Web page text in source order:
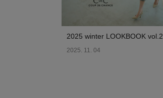
2025 winter LOOKBOOK vol.2
2025. 11. 04